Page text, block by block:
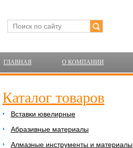
ГЛАВНАЯ О КОМПАНИИ
Каталог товаров
Вставки ювелирные
Абразивные материалы
Алмазные инструменты и материалы